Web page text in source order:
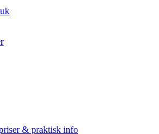
& praktisk info